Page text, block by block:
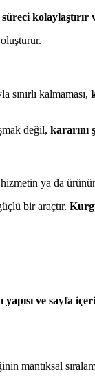
sınırlı kalmaması,
değil, kararını
ya da ürünün
bir araçtır.
yapısı ve sayfa
mantıksal